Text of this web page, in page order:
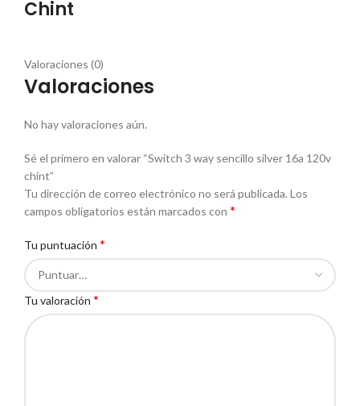
Chint
Valoraciones (0)
Valoraciones
No hay valoraciones aún.
Sé el primero en valorar “Switch 3 way sencillo silver 16a 120v
chint”
Tu dirección de correo electrónico no será publicada.Los
campos obligatorios están marcados con *
Tu puntuación *
Tu valoración *